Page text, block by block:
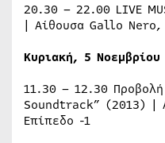
20.30 – 22.00 LIVE
| Αίθουσα Gallo Nero,
Κυριακή, 5 Νοεμβρίου
11.30 – 12.30
Soundtrack” (2013) |
Επίπεδο -1